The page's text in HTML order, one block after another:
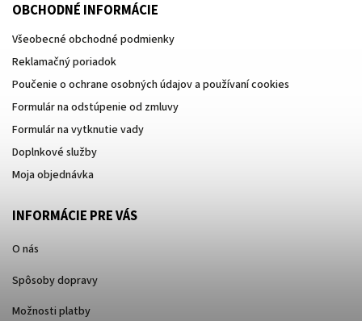
OBCHODNÉ INFORMÁCIE
Všeobecné obchodné podmienky
Reklamačný poriadok
Poučenie o ochrane osobných údajov a používaní cookies
Formulár na odstúpenie od zmluvy
Formulár na vytknutie vady
Doplnkové služby
Moja objednávka
INFORMÁCIE PRE VÁS
O nás
Spôsoby dopravy
Možnosti platby